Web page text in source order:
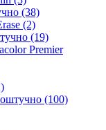
(38)
(2)
(19)
Premier
(100)